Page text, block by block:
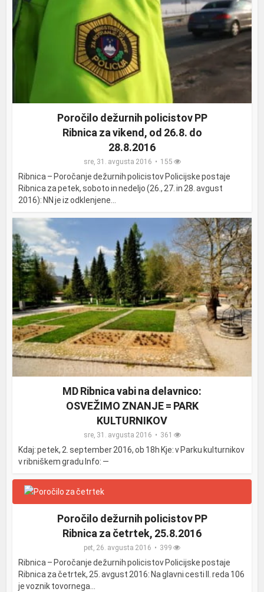
Poročilo dežurnih policistov PP
Ribnica za vikend, od 26.8. do
28.8.2016
sre, 31. avgusta 2016 155
Ribnica – Poročanje dežurnih policistov Policijske postaje
Ribnica za petek, soboto in nedeljo (26., 27. in 28. avgust
2016): NN je iz odklenjene...
MD Ribnica vabi na delavnico:
OSVEŽIMO ZNANJE = PARK
KULTURNIKOV
sre, 31. avgusta 2016 361
Kdaj: petek, 2. september 2016, ob 18h Kje: v Parku kulturnikov
v ribniškem gradu Info: —
Poročilo dežurnih policistov PP
Ribnica za četrtek, 25.8.2016
pet, 26. avgusta 2016 399
Ribnica – Poročanje dežurnih policistov Policijske postaje
Ribnica za četrtek, 25. avgust 2016: Na glavni cesti II. reda 106
je voznik tovornega...